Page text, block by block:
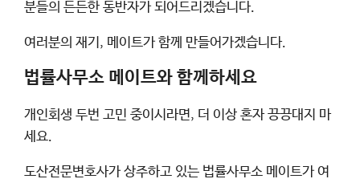
분들의 든든한 동반자가 되어드리겠습니다.
여러분의 재기, 메이트가 함께 만들어가겠습니다.
법률사무소 메이트와 함께하세요
개인회생 두번 고민 중이시라면, 더 이상 혼자 끙끙대지 마
세요.
도산전문변호사가 상주하고 있는 법률사무소 메이트가 여